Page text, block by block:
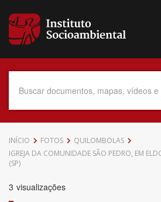
para
conteúdo
Data do Documento
INÍCIO FOTOS
QUILOMBOLAS
IGREJA DA COMUNIDADE SÃO PEDRO, EM
(SP)
3 visualizações